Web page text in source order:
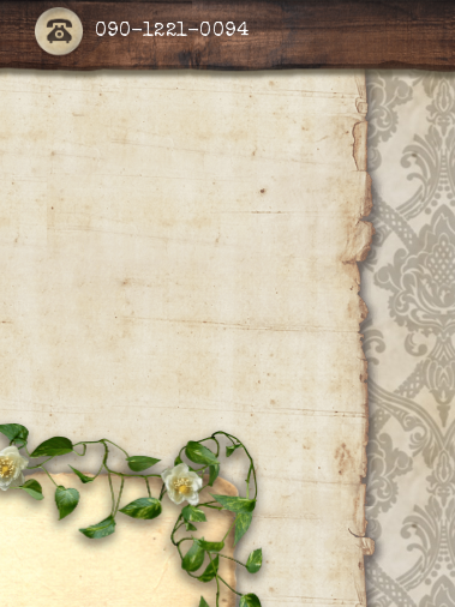
090-1221-0094